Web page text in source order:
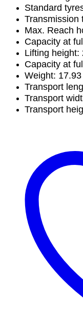
Standard
Transmission
Max. Reach
Capacity at
Lifting height:
Capacity at
Weight:
Transport
Transport
Transport